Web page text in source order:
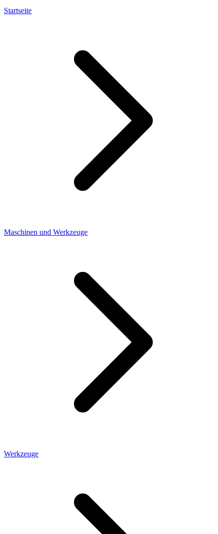
Startseite
Maschinen und Werkzeuge
Werkzeuge